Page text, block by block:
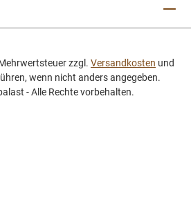
zzgl. Versandkosten und
wenn nicht anders angegeben.
- Alle Rechte vorbehalten.